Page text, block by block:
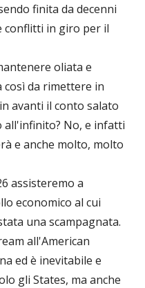
finita da decenni
conflitti in giro per il
oliata e
così da rimettere in
avanti il conto salato
all'infinito? No, e infatti
e anche molto, molto
assisteremo a
economico al cui
una scampagnata.
all'American
ed è inevitabile e
gli States, ma anche